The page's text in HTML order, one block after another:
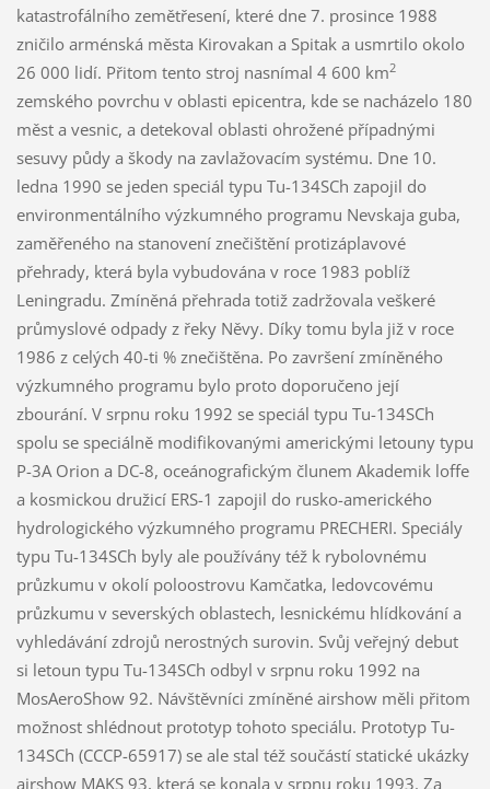
katastrofálního zemětřesení, které dne 7. prosince 1988
zničilo arménská města Kirovakan a Spitak a usmrtilo okolo
26 000 lidí. Přitom tento stroj nasnímal 4 600 km2
zemského povrchu v oblasti epicentra, kde se nacházelo 180
měst a vesnic, a detekoval oblasti ohrožené případnými
sesuvy půdy a škody na zavlažovacím systému. Dne 10.
ledna 1990 se jeden speciál typu Tu-134SCh zapojil do
environmentálního výzkumného programu Nevskaja guba,
zaměřeného na stanovení znečištění protizáplavové
přehrady, která byla vybudována v roce 1983 poblíž
Leningradu. Zmíněná přehrada totiž zadržovala veškeré
průmyslové odpady z řeky Něvy. Díky tomu byla již v roce
1986 z celých 40-ti % znečištěna. Po završení zmíněného
výzkumného programu bylo proto doporučeno její
zbourání. V srpnu roku 1992 se speciál typu Tu-134SCh
spolu se speciálně modifikovanými americkými letouny typu
P-3A Orion a DC-8, oceánografickým člunem Akademik loffe
a kosmickou družicí ERS-1 zapojil do rusko-amerického
hydrologického výzkumného programu PRECHERI. Speciály
typu Tu-134SCh byly ale používány též k rybolovnému
průzkumu v okolí poloostrovu Kamčatka, ledovcovému
průzkumu v severských oblastech, lesnickému hlídkování a
vyhledávání zdrojů nerostných surovin. Svůj veřejný debut
si letoun typu Tu-134SCh odbyl v srpnu roku 1992 na
MosAeroShow 92. Návštěvníci zmíněné airshow měli přitom
možnost shlédnout prototyp tohoto speciálu. Prototyp Tu-
134SCh (CCCP-65917) se ale stal též součástí statické ukázky
airshow MAKS 93, která se konala v srpnu roku 1993. Za